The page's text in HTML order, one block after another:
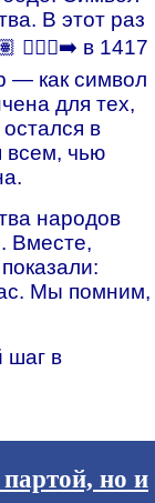
В этот раз
🏃🏼‍♀️‍➡️ в 1417
— как символ
для тех,
в
всем, чью
народов
Вместе,
Мы помним,
шаг в
но и